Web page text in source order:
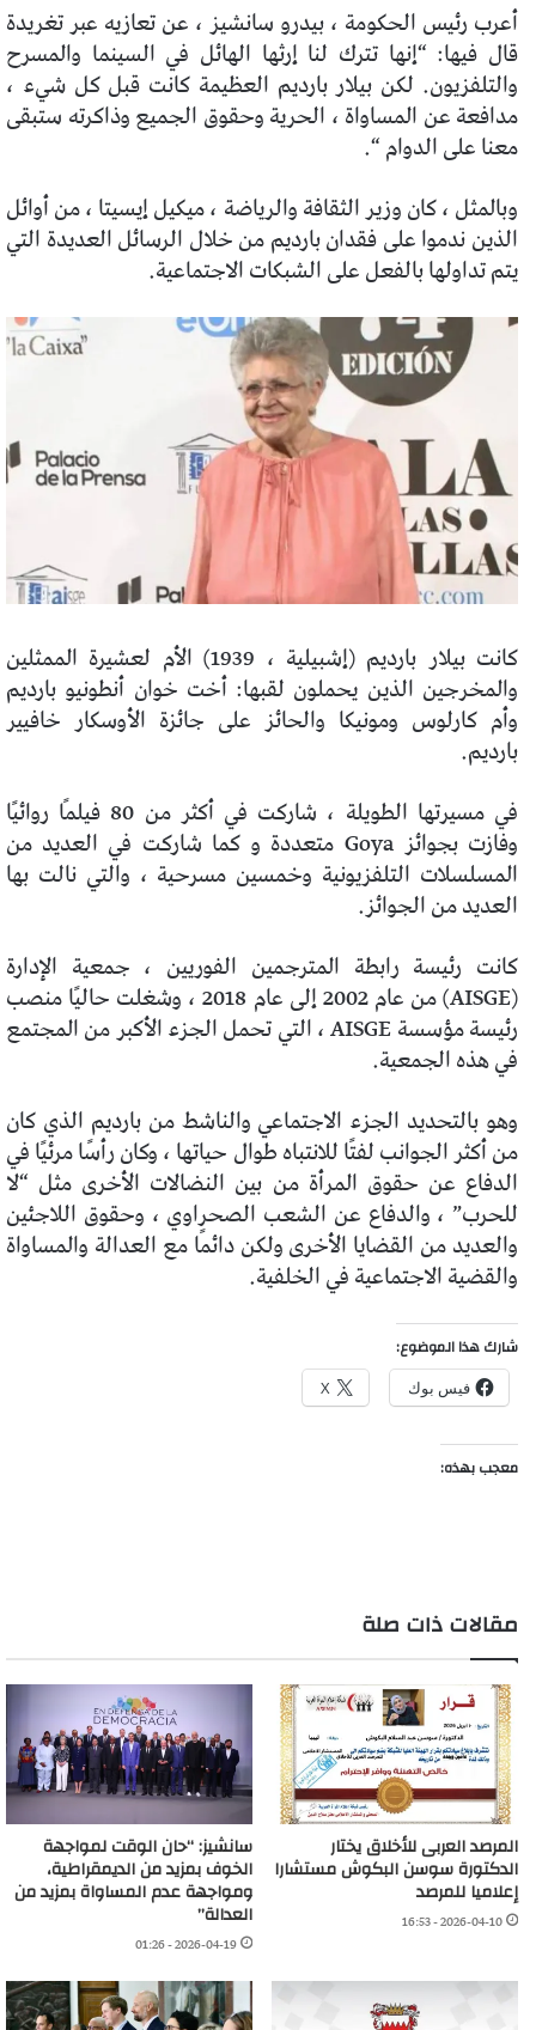
أعرب رئيس الحكومة ، بيدرو سانشيز ، عن تعازيه عبر تغريدة
قال فيها: “إنها تترك لنا إرثها الهائل في السينما والمسرح
والتلفزيون. لكن بيلار بارديم العظيمة كانت قبل كل شيء ،
مدافعة عن المساواة ، الحرية وحقوق الجميع وذاكرته ستبقى
معنا على الدوام “.
وبالمثل ، كان وزير الثقافة والرياضة ، ميكيل إيسيتا ، من أوائل
الذين ندموا على فقدان بارديم من خلال الرسائل العديدة التي
يتم تداولها بالفعل على الشبكات الاجتماعية.
كانت بيلار بارديم (إشبيلية ، 1939) الأم لعشيرة الممثلين
والمخرجين الذين يحملون لقبها: أخت خوان أنطونيو بارديم
وأم كارلوس ومونيكا والحائز على جائزة الأوسكار خافيير
بارديم.
في مسيرتها الطويلة ، شاركت في أكثر من 80 فيلمًا روائيًا
وفازت بجوائز Goya متعددة و كما شاركت في العديد من
المسلسلات التلفزيونية وخمسين مسرحية ، والتي نالت بها
العديد من الجوائز.
كانت رئيسة رابطة المترجمين الفوريين ، جمعية الإدارة
(AISGE) من عام 2002 إلى عام 2018 ، وشغلت حاليًا منصب
رئيسة مؤسسة AISGE ، التي تحمل الجزء الأكبر من المجتمع
في هذه الجمعية.
وهو بالتحديد الجزء الاجتماعي والناشط من بارديم الذي كان
من أكثر الجوانب لفتًا للانتباه طوال حياتها ، وكان رأسًا مرئيًا في
الدفاع عن حقوق المرأة من بين النضالات الأخرى مثل “لا
للحرب” ، والدفاع عن الشعب الصحراوي ، وحقوق اللاجئين
والعديد من القضايا الأخرى ولكن دائمًا مع العدالة والمساواة
والقضية الاجتماعية في الخلفية.
شارك هذا الموضوع:
فيس بوك X
معجب بهذه:
مقالات ذات صلة
المرصد العربى للأخلاق يختار
الدكتورة سوسن البكوش مستشارا
إعلاميا للمرصد
2026-04-10 - 16:53
سانشيز: “حان الوقت لمواجهة
الخوف بمزيد من الديمقراطية،
ومواجهة عدم المساواة بمزيد من
العدالة”
2026-04-19 - 01:26